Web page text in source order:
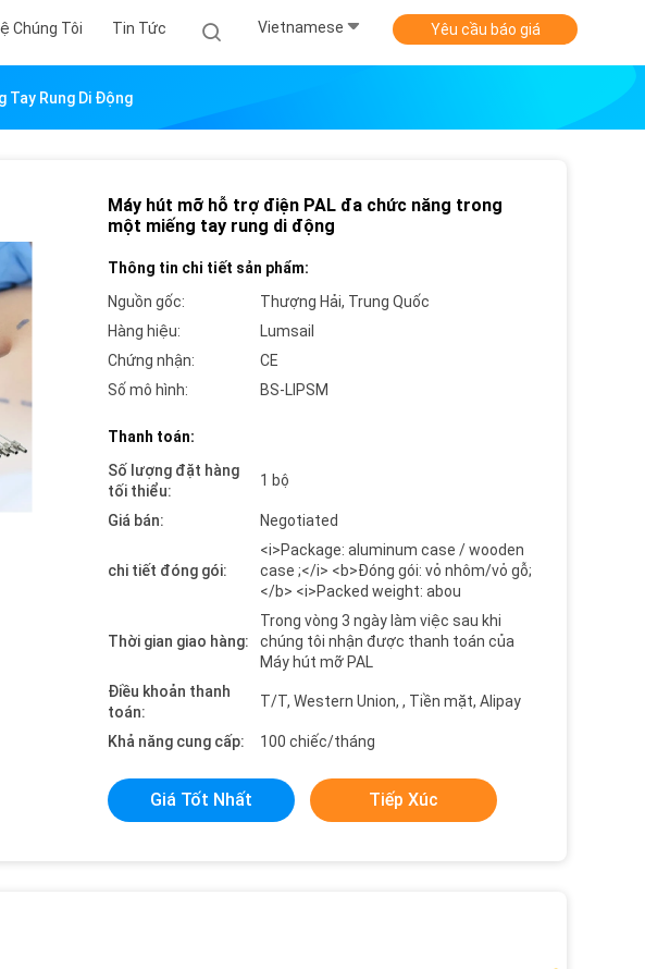
Chúng Tôi Tin Tức Vietnamese Yêu cầu báo giá
Tay Rung Di Động
Máy hút mỡ hỗ trợ điện PAL đa chức năng trong
một miếng tay rung di động
Thông tin chi tiết sản phẩm:
Nguồn gốc:
Thượng Hải, Trung Quốc
Hàng hiệu:
Lumsail
Chứng nhận:
CE
Số mô hình:
BS-LIPSM
Thanh toán:
Số lượng đặt hàng
tối thiểu:
1 bộ
Giá bán: Negotiated
chi tiết đóng gói:
<i>Package: aluminum case / wooden
case ;</i> <b>Đóng gói: vỏ nhôm/vỏ gỗ;
</b> <i>Packed weight: abou
Thời gian giao hàng:
Trong vòng 3 ngày làm việc sau khi
chúng tôi nhận được thanh toán của
Máy hút mỡ PAL
Điều khoản thanh
toán:
T/T, Western Union, , Tiền mặt, Alipay
Khả năng cung cấp: 100 chiếc/tháng
Giá Tốt Nhất Tiếp Xúc